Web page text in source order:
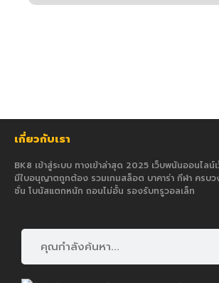
เกี่ยวกับเรา
BK8 เข้าสู่ระบบ ทางเข้าล่าสุด 2025 เว็บพนันออนไลน์
มีใบอนุญาตถูกต้อง รวมเกมสล็อต บาคาร่า กีฬา ครบว
ชั่น โบนัสแตกหนัก ถอนไม่อั้น รองรับทรูวอลเล็ท